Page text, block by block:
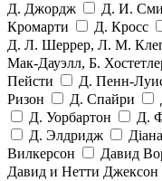
Д. Джордж
Д. И.
Кромарти
Д. Кросс
Д. Л. Шеррер, Л. М.
Мак-Дауэлл, Б.
Пейсти
Д. Пенн-
Ризон
Д. Спайри
Д. Уорбартон
Д.
Д. Элдридж
Вилкерсон
Давид
Давид и Нетти Джексон